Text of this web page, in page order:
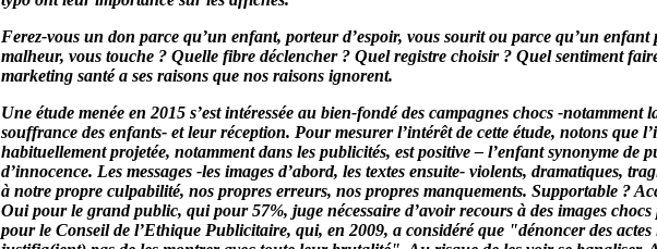
Ferez-vous un don parce qu’un enfant, porteur d’espoir, vous sourit ou parce qu’un
malheur, vous touche ? Quelle fibre déclencher ? Quel registre choisir ? Quel sentiment
marketing santé a ses raisons que nos raisons ignorent.
Une étude menée en 2015 s’est intéressée au bien-fondé des campagnes chocs -notamment
souffrance des enfants- et leur réception. Pour mesurer l’intérêt de cette étude, notons que
habituellement projetée, notamment dans les publicités, est positive – l’enfant synonyme de
d’innocence. Les messages -les images d’abord, les textes ensuite- violents, dramatiques,
à notre propre culpabilité, nos propres erreurs, nos propres manquements. Supportable ?
Oui pour le grand public, qui pour 57%, juge nécessaire d’avoir recours à des images
pour le Conseil de l’Ethique Publicitaire, qui, en 2009, a considéré que "dénoncer des